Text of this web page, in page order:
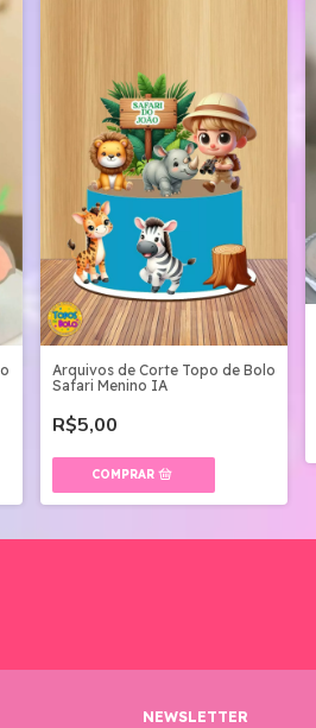
Arquivos de Corte Topo de Bolo
Safari Menino IA
R$5,00
NEWSLETTER